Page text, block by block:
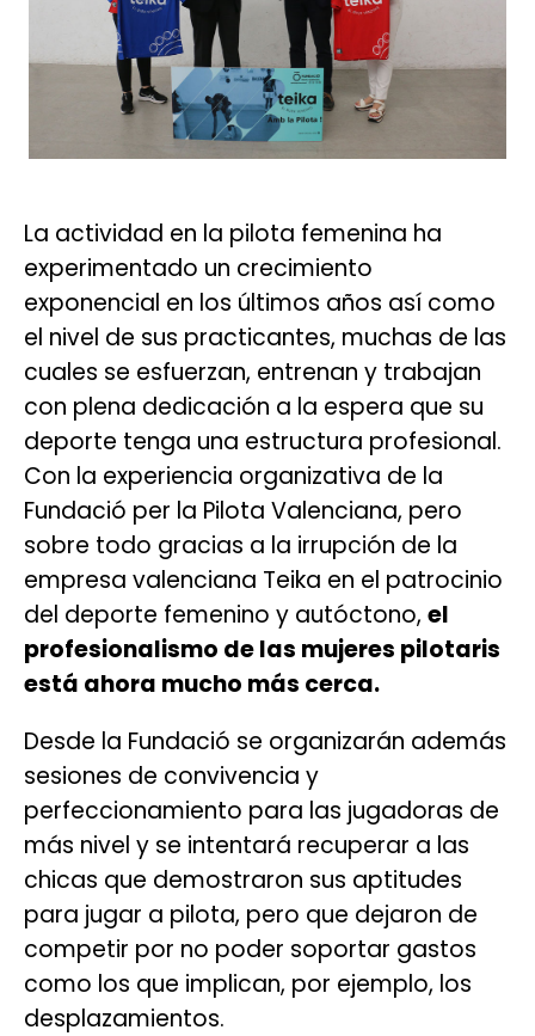
La actividad en la pilota femenina ha
experimentado un crecimiento
exponencial en los últimos años así como
el nivel de sus practicantes, muchas de las
cuales se esfuerzan, entrenan y trabajan
con plena dedicación a la espera que su
deporte tenga una estructura profesional.
Con la experiencia organizativa de la
Fundació per la Pilota Valenciana, pero
sobre todo gracias a la irrupción de la
empresa valenciana Teika en el patrocinio
del deporte femenino y autóctono, el
profesionalismo de las mujeres pilotaris
está ahora mucho más cerca.
Desde la Fundació se organizarán además
sesiones de convivencia y
perfeccionamiento para las jugadoras de
más nivel y se intentará recuperar a las
chicas que demostraron sus aptitudes
para jugar a pilota, pero que dejaron de
competir por no poder soportar gastos
como los que implican, por ejemplo, los
desplazamientos.